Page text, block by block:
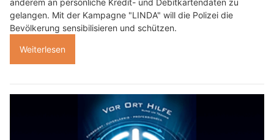
gelangen. Mit der Kampagne "LINDA" will die Polizei die
Bevölkerung sensibilisieren und schützen.
Weiterlesen